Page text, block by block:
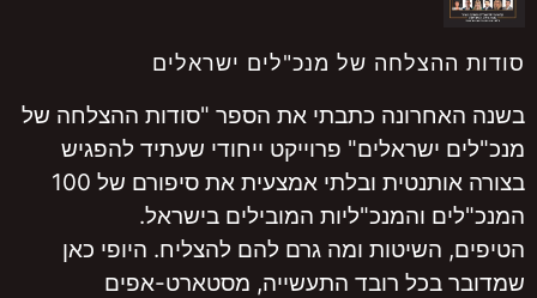
של מנכ"לים ישראלים
כתבתי את הספר "סודות ההצלחה של
ישראלים" פרוייקט ייחודי שעתיד להפגיש
בצורה אותנטית ובלתי אמצעית את סיפורם של 100
והמנכ"ליות המובילים בישראל.
השיטות ומה גרם להם להצליח. היופי כאן
בכל רובד התעשייה, מסטארט-אפים